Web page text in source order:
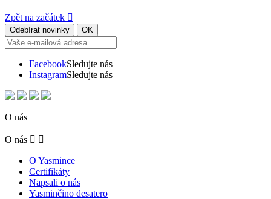
Zpět na začátek 
FacebookSledujte nás
InstagramSledujte nás
O nás
O nás  
O Yasmince
Certifikáty
Napsali o nás
Yasminčino desatero